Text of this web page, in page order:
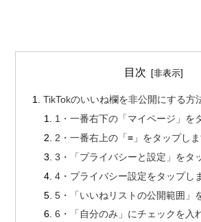
目次
TikTokのいいね欄を非公開にする方
1・一番右下の「マイページ」を
2・一番右上の「≡」をタップし
3・「プライバシーと設定」をタ
4・プライバシー設定をタップし
5・「いいねリストの公開範囲」
6・「自分のみ」にチェックを入